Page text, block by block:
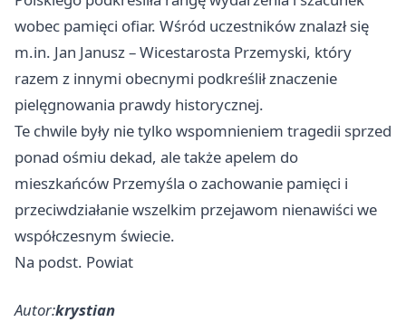
wobec pamięci ofiar. Wśród uczestników znalazł się
m.in. Jan Janusz – Wicestarosta Przemyski, który
razem z innymi obecnymi podkreślił znaczenie
pielęgnowania prawdy historycznej.
Te chwile były nie tylko wspomnieniem tragedii sprzed
ponad ośmiu dekad, ale także apelem do
mieszkańców Przemyśla o zachowanie pamięci i
przeciwdziałanie wszelkim przejawom nienawiści we
współczesnym świecie.
Na podst. Powiat
Autor:krystian